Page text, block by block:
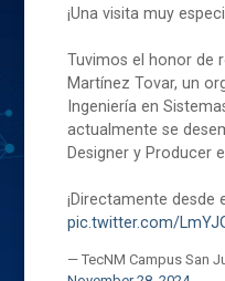
¡Una visita muy
Tuvimos el honor de
Martínez Tovar, un
Ingeniería en
actualmente se
Designer y Producer
¡Directamente
pic.twitter.com/
— TecNM Campus San